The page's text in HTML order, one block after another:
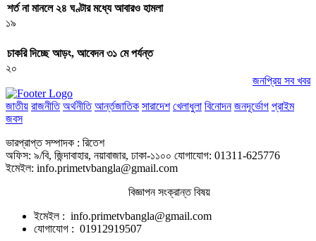
শর্ত না মানলে ২৪ ঘণ্টার মধ্যে আবারও হামলা
১৯
চাকরি দিচ্ছে আড়ং, আবেদন ৩১ মে পর্যন্ত
২০
জনপ্রিয় সব খবর
জাতীয় রাজনীতি অর্থনীতি আর্ন্তজাতিক সারাদেশ খেলাধুলা বিনোদন জনদূর্ভোগ প্রাইম
জবস
ভারপ্রাপ্ত সম্পাদক : রিতেশ
অফিস: ৯/বি, জিন্দাবাহার, নয়াবাজার, ঢাকা-১১০০ যোগাযোগ: 01311-625776
ইমেইল: info.primetvbangla@gmail.com
বিজ্ঞাপন সংক্রান্ত বিষয়
ইমেইল : info.primetvbangla@gmail.com
যোগাযোগ : 01912919507